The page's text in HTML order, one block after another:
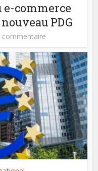
e-commerce
PDG
commentaire